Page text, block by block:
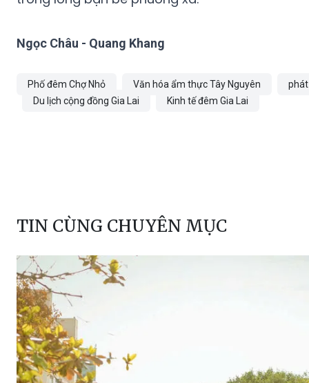
Ngọc Châu - Quang Khang
Phố đêm Chợ Nhỏ Văn hóa ẩm thực Tây Nguyên
Du lịch cộng đồng Gia Lai
Kinh tế đêm Gia Lai
TIN CÙNG CHUYÊN MỤC